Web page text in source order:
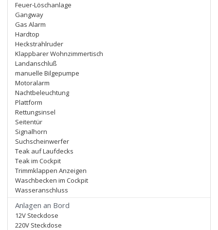
Feuer-Löschanlage
Gangway
Gas Alarm
Hardtop
Heckstrahlruder
Klappbarer Wohnzimmertisch
Landanschluß
manuelle Bilgepumpe
Motoralarm
Nachtbeleuchtung
Plattform
Rettungsinsel
Seitentür
Signalhorn
Suchscheinwerfer
Teak auf Laufdecks
Teak im Cockpit
Trimmklappen Anzeigen
Waschbecken im Cockpit
Wasseranschluss
Anlagen an Bord
12V Steckdose
220V Steckdose